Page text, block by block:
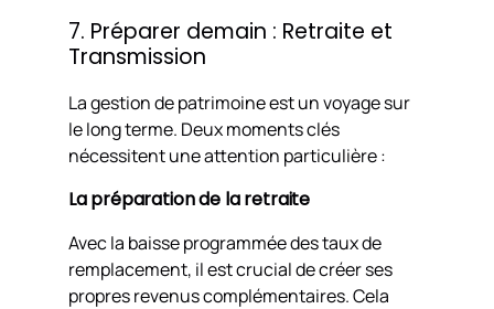
7. Préparer demain : Retraite et
Transmission
La gestion de patrimoine est un voyage sur
le long terme. Deux moments clés
nécessitent une attention particulière :
La préparation de la retraite
Avec la baisse programmée des taux de
remplacement, il est crucial de créer ses
propres revenus complémentaires. Cela